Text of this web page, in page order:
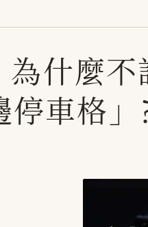
什麼不
車格」